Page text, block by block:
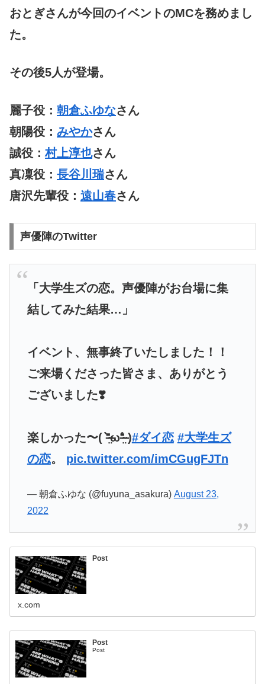
おとぎさんが今回のイベントのMCを務めまし
た。
その後5人が登場。
麗子役： 朝倉ふゆなさん
朝陽役： みやかさん
誠役：村上淳也さん
真凜役： 長谷川瑞さん
唐沢先輩役： 遠山春さん
声優陣のTwitter
「大学生ズの恋。声優陣がお台場に集
結してみた結果…」
イベント、無事終了いたしました！！
ご来場くださった皆さま、ありがとう
ございました❣️
楽しかった〜( ⁼̴̶̤̀ω⁼̴̶̤́ )#ダイ恋 #大学生ズ
の恋。 pic.twitter.com/imCGugFJTn
— 朝倉ふゆな (@fuyuna_asakura) August 23,
2022
Post
x.com
Post
Post